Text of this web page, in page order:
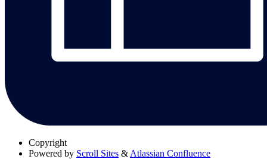
Copyright
Powered by Scroll Sites & Atlassian Confluence